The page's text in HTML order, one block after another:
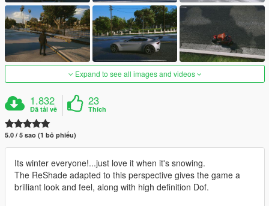
Expand to see all images and videos
1.832
Đã tải về
23
Thích
5.0 / 5 sao (1 bỏ phiếu)
Its winter everyone!...just love it when it's snowing.
The ReShade adapted to this perspective gives the game a
brilliant look and feel, along with high definition Dof.